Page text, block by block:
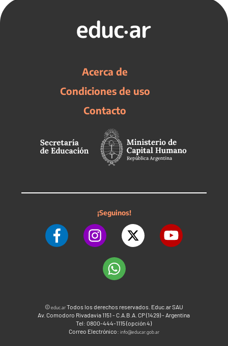
Acerca de
Condiciones de uso
Contacto
¡Seguinos!
©educ.arTodos los derechos reservados. Educ.ar SAU
Av. Comodoro Rivadavia 1151 - C.A.B.A. CP (1429) - Argentina
Tel: 0800-444-1115 (opción 4)
Correo Electrónico: info@educar.gob.ar